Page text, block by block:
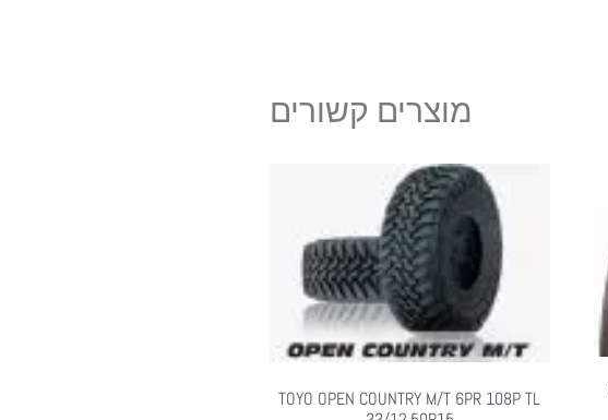
מוצרים קשורים
TOYO OPEN COUNTRY M/T 6PR 108P TL